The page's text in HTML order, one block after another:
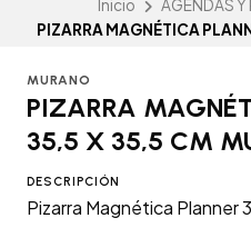
Inicio
AGENDAS
PIZARRA MAGNÉTICA
MURANO
PIZARRA
35,5 X 35,5 CM
DESCRIPCIÓN
Pizarra Magnética Planner